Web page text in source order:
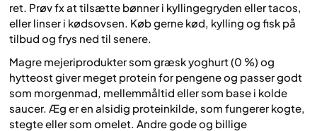
ret. Prøv fx at tilsætte bønner i kyllingegryden eller tacos,
eller linser i kødsovsen. Køb gerne kød, kylling og fisk på
tilbud og frys ned til senere.
Magre mejeriprodukter som græsk yoghurt (0 %) og
hytteost giver meget protein for pengene og passer godt
som morgenmad, mellemmåltid eller som base i kolde
saucer. Æg er en alsidig proteinkilde, som fungerer kogte,
stegte eller som omelet. Andre gode og billige